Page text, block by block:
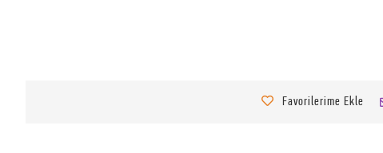
Favorilerime Ekle